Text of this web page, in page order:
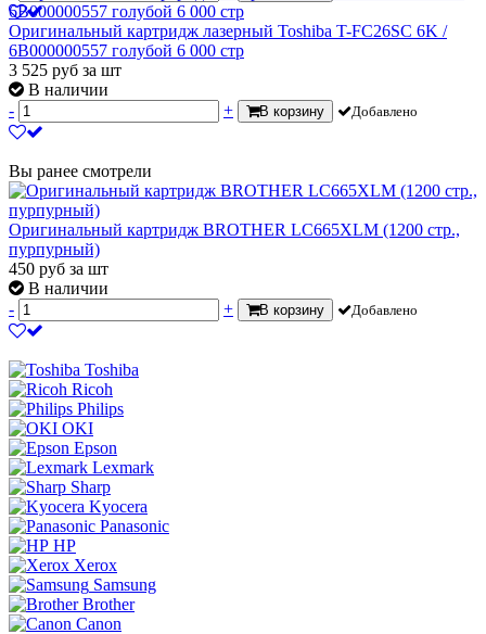
Оригинальный картридж лазерный Toshiba T-FC26SC 6K /
6B000000557 голубой 6 000 стр
3 525 руб за шт
В наличии
-
+ В корзину Добавлено
Вы ранее смотрели
Оригинальный картридж BROTHER LC665XLM (1200 стр.,
пурпурный)
450 руб за шт
В наличии
-
+ В корзину Добавлено
Toshiba
Ricoh
Philips
OKI
Epson
Lexmark
Sharp
Kyocera
Panasonic
HP
Xerox
Samsung
Brother
Canon